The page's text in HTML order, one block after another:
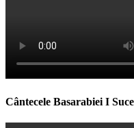
Cântecele Basarabiei I